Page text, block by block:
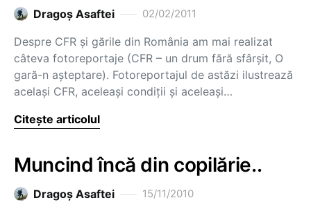
Dragoş Asaftei 02/02/2011
Despre CFR şi gările din România am mai realizat
câteva fotoreportaje (CFR – un drum fără sfârşit, O
gară-n aşteptare). Fotoreportajul de astăzi ilustrează
acelaşi CFR, aceleaşi condiţii şi aceleaşi…
Citește articolul
Muncind încă din copilărie..
Dragoş Asaftei 15/11/2010